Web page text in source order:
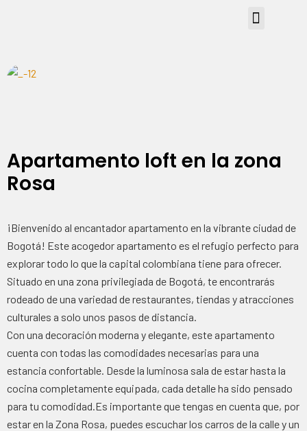
Apartamento loft en la zona
Rosa
¡Bienvenido al encantador apartamento en la vibrante ciudad de
Bogotá! Este acogedor apartamento es el refugio perfecto para
explorar todo lo que la capital colombiana tiene para ofrecer.
Situado en una zona privilegiada de Bogotá, te encontrarás
rodeado de una variedad de restaurantes, tiendas y atracciones
culturales a solo unos pasos de distancia.
Con una decoración moderna y elegante, este apartamento
cuenta con todas las comodidades necesarias para una
estancia confortable. Desde la luminosa sala de estar hasta la
cocina completamente equipada, cada detalle ha sido pensado
para tu comodidad.Es importante que tengas en cuenta que, por
estar en la Zona Rosa, puedes escuchar los carros de la calle y un